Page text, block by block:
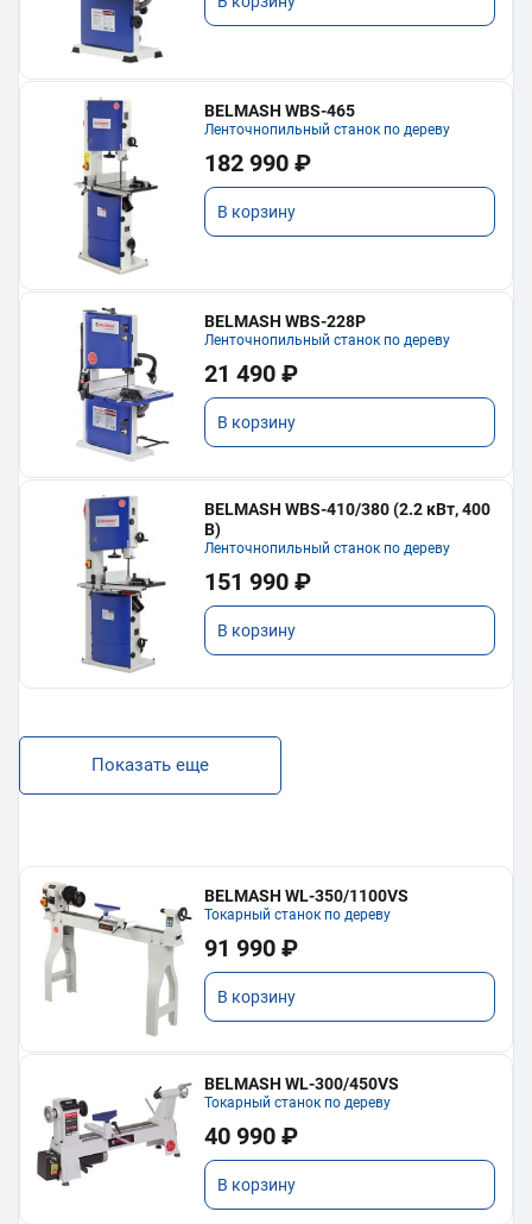
BELMASH WBS-465
Ленточнопильный станок по дереву
182 990 ₽
В корзину
BELMASH WBS-228P
Ленточнопильный станок по дереву
21 490 ₽
В корзину
BELMASH WBS-410/380 (2.2 кВт, 400
В)
Ленточнопильный станок по дереву
151 990 ₽
В корзину
Показать еще
BELMASH WL-350/1100VS
Токарный станок по дереву
91 990 ₽
В корзину
BELMASH WL-300/450VS
Токарный станок по дереву
40 990 ₽
В корзину